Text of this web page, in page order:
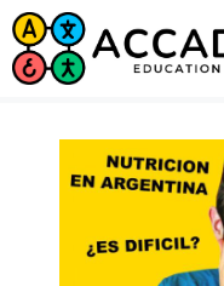
Saltar
al
contenido